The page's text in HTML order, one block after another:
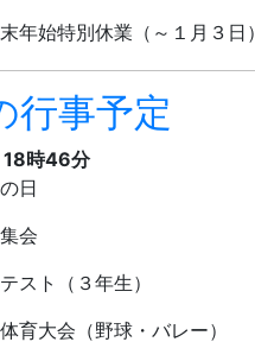
年始特別休業（～１月３日）
行事予定
18時46分
日
会
スト（３年生）
育大会（野球・バレー）